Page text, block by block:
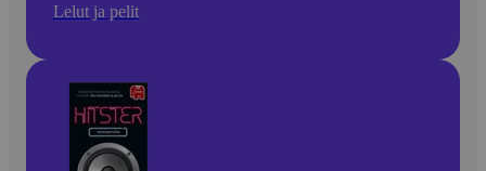
Lelut ja pelit